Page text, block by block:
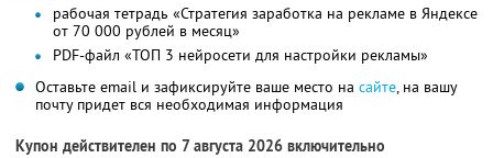
рабочая тетрадь «Стратегия заработка на рекламе в Яндексе
от 70 000 рублей в месяц»
PDF-файл «ТОП 3 нейросети для настройки рекламы»
Оставьте email и зафиксируйте ваше место на сайте, на вашу
почту придет вся необходимая информация
Купон действителен по 7 августа 2026 включительно